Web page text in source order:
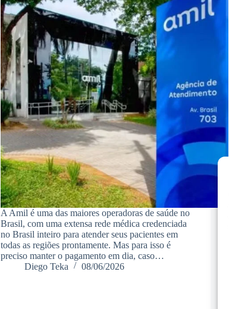
A Amil é uma das maiores operadoras de saúde no
Brasil, com uma extensa rede médica credenciada
no Brasil inteiro para atender seus pacientes em
todas as regiões prontamente. Mas para isso é
preciso manter o pagamento em dia, caso…
Diego Teka
08/06/2026